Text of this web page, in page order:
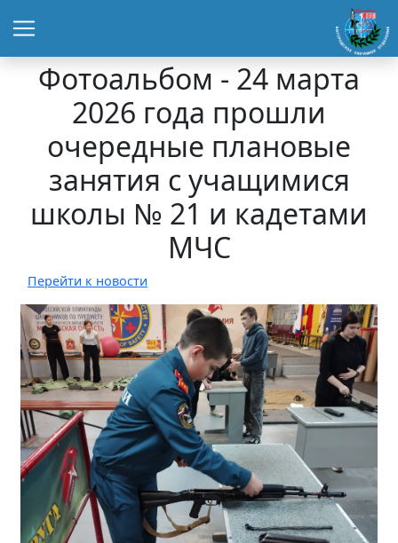
Фотоальбом - 24 марта
2026 года прошли
очередные плановые
занятия с учащимися
школы № 21 и кадетами
МЧС
Перейти к новости